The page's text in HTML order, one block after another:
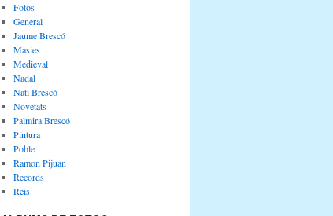
Fotos
General
Jaume Brescó
Masies
Medieval
Nadal
Nati Brescó
Novetats
Palmira Brescó
Pintura
Poble
Ramon Pijuan
Records
Reis